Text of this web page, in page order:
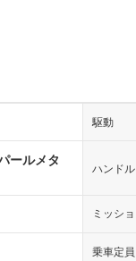
駆動
ールメタ
ハンドル
ミッシ
乗車定員